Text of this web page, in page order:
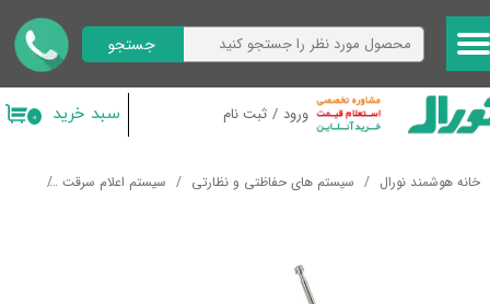
ورود / ثبت نام
حساب کاربری من
تغییر گذر واژه
خروج از حساب کاربری
جستجو
۰ سبد خرید
خانه هوشمند نورال سیستم های حفاظتی و نظارتی سیستم اعلام سرقت